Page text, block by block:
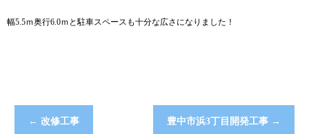
幅5.5ｍ奥行6.0ｍと駐車スペースも十分な広さになりました！
← 改修工事 豊中市浜3丁目開発工事 →